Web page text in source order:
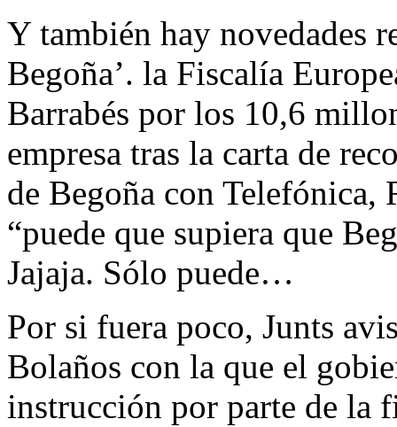
Y también hay novedades
Begoña’. la Fiscalía
Barrabés por los 10,6
empresa tras la carta de
de Begoña con Telefónica,
“puede que supiera que
Jajaja. Sólo puede…
Por si fuera poco, Junts
Bolaños con la que el
instrucción por parte de la